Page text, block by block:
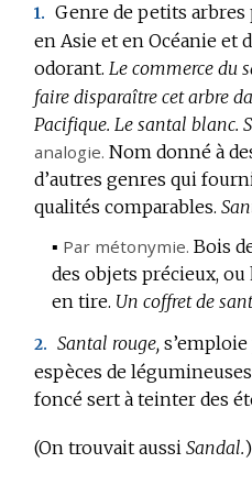
DOMAINE
:
1. Genre de petits
en Asie et en Océanie et
odorant. Le commerce du
faire disparaître cet arbre
Pacifique. Le santal blanc.
analogie. Nom donné à
d’autres genres qui
qualités comparables.
▪ Par métonymie. Bois
des objets précieux,
en tire. Un coffret de
2. Santal rouge,
espèces de
foncé sert à teinter des
(On trouvait aussi Sandal.)